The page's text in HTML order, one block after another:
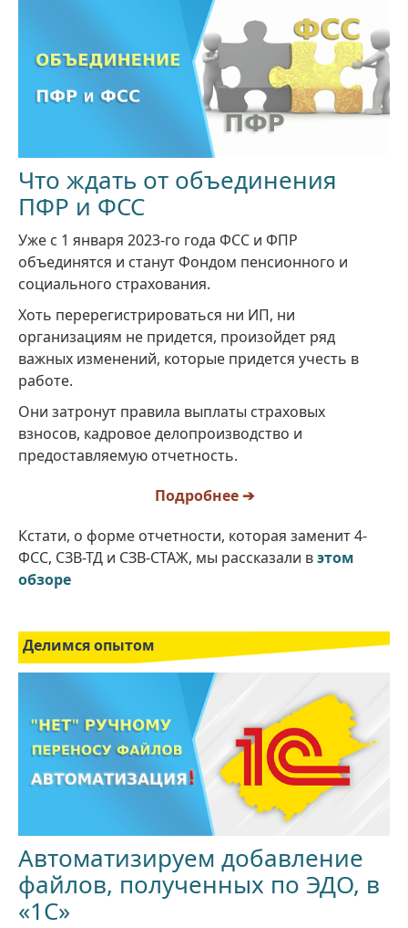
Что ждать от объединения
ПФР и ФСС
Уже с 1 января 2023-го года ФСС и ФПР
объединятся и станут Фондом пенсионного и
социального страхования.
Хоть перерегистрироваться ни ИП, ни
организациям не придется, произойдет ряд
важных изменений, которые придется учесть в
работе.
Они затронут правила выплаты страховых
взносов, кадровое делопроизводство и
предоставляемую отчетность.
Подробнее ➔
Кстати, о форме отчетности, которая заменит 4-
ФСС, СЗВ-ТД и СЗВ-СТАЖ, мы рассказали вэтом
обзоре
Делимся опытом
Автоматизируем добавление
файлов, полученных по ЭДО, в
«1С»